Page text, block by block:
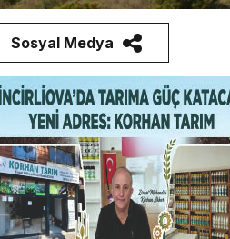
Sosyal Medya